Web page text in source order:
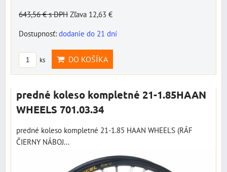
643,56 €s DPH Zľava 12,63 €
Dostupnosť: dodanie do 21 dní
ks DO KOŠÍKA
predné koleso kompletné 21-1.85HAAN
WHEELS 701.03.34
predné koleso kompletné 21-1.85 HAAN WHEELS (RÁF
ČIERNY NÁBOJ...